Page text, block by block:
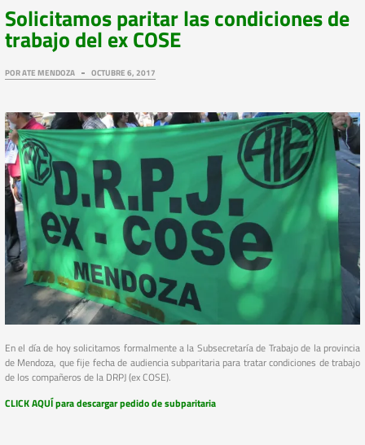
Solicitamos paritar las condiciones de
trabajo del ex COSE
PORATE MENDOZA OCTUBRE 6, 2017
En el día de hoy solicitamos formalmente a la Subsecretaría de Trabajo de la provincia
de Mendoza, que fije fecha de audiencia subparitaria para tratar condiciones de trabajo
de los compañeros de la DRPJ (ex COSE).
CLICK AQUÍ para descargar pedido de subparitaria